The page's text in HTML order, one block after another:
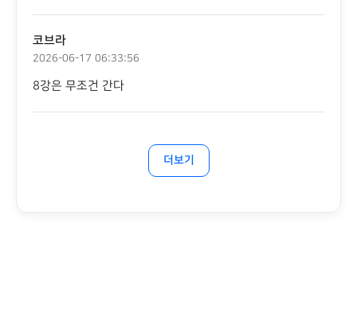
코브라
2026-06-17 06:33:56
8강은 무조건 간다
더보기